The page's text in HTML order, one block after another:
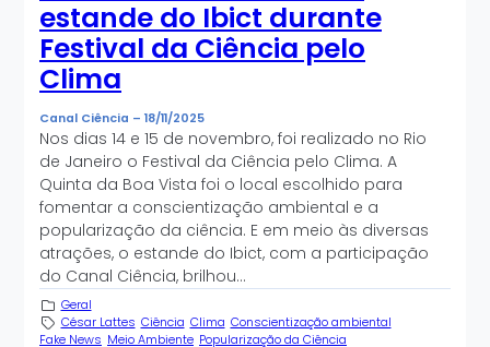
estande do Ibict durante
Festival da Ciência pelo
Clima
Canal Ciência – 18/11/2025
Nos dias 14 e 15 de novembro, foi realizado no Rio
de Janeiro o Festival da Ciência pelo Clima. A
Quinta da Boa Vista foi o local escolhido para
fomentar a conscientização ambiental e a
popularização da ciência. E em meio às diversas
atrações, o estande do Ibict, com a participação
do Canal Ciência, brilhou…
Geral
César Lattes Ciência Clima Conscientização ambiental
Fake News Meio Ambiente Popularização da Ciência